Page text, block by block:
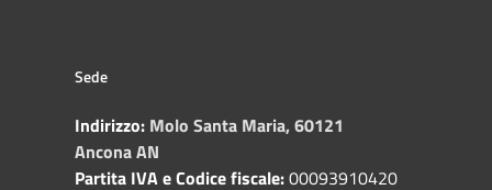
Sede
Indirizzo: Molo Santa Maria, 60121
Ancona AN
Partita IVA e Codice fiscale:00093910420